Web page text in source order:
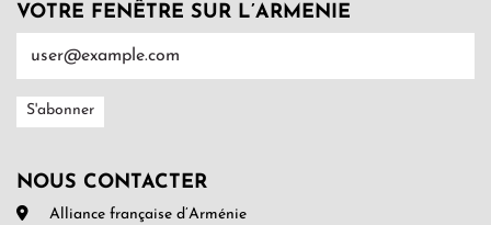
VOTRE FENÊTRE SUR L’ARMENIE
NOUS CONTACTER
Alliance française d’Arménie